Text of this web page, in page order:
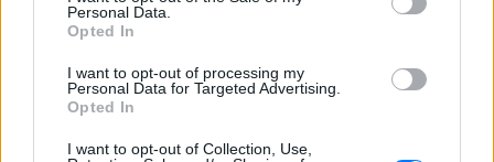
Personal Data.
Opted In
I want to opt-out of processing my
Personal Data for Targeted Advertising.
Opted In
I want to opt-out of Collection, Use,
Έφυγε από τη ζωή στα 74 του ο
ΧΤΕΣ
γράμματα» και το τηλεοπτικό